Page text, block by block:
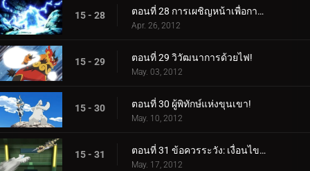
15 - 28 ตอนที่ 28 การเผชิญหน้าเพื่อการฟื้นฟู! (2)
Apr. 26, 2012
15 - 29 ตอนที่ 29 วิวัฒนาการด้วยไฟ!
May. 03, 2012
15 - 30 ตอนที่ 30 ผู้พิทักษ์แห่งขุนเขา!
May. 10, 2012
15 - 31 ตอนที่ 31 ข้อควรระวัง: เงื่อนไขการต่อสู้น้ำแข็ง!
May. 17, 2012